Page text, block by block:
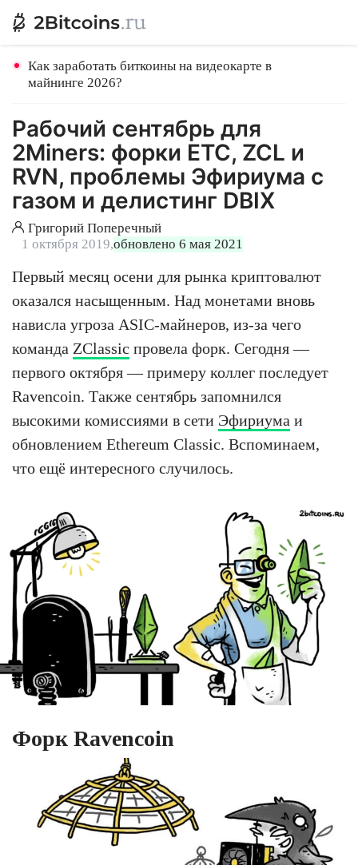
Как заработать биткоины на видеокарте в
майнинге 2026?
Рабочий сентябрь для
2Miners: форки ETC, ZCL и
RVN, проблемы Эфириума с
газом и делистинг DBIX
Григорий Поперечный
1 октября 2019,обновлено 6 мая 2021
Первый месяц осени для рынка криптовалют
оказался насыщенным. Над монетами вновь
нависла угроза ASIC-майнеров, из-за чего
команда ZClassic провела форк. Сегодня —
первого октября — примеру коллег последует
Ravencoin. Также сентябрь запомнился
высокими комиссиями в сети Эфириума и
обновлением Ethereum Classic. Вспоминаем,
что ещё интересного случилось.
Форк Ravencoin